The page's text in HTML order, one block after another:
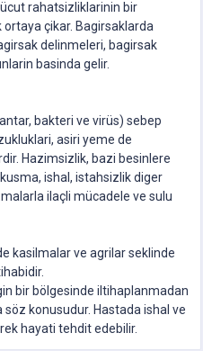
rahatsizliklarinin bir
çikar. Bagirsaklarda
delinmeleri, bagirsak
basinda gelir.
bakteri ve virüs) sebep
asiri yeme de
Hazimsizlik, bazi besinlere
ishal, istahsizlik diger
ilaçli mücadele ve sulu
kasilmalar ve agrilar seklinde
bir bölgesinde iltihaplanmadan
konusudur. Hastada ishal ve
hayati tehdit edebilir.